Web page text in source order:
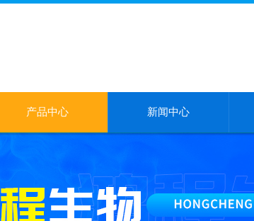
产品中心 新闻中心